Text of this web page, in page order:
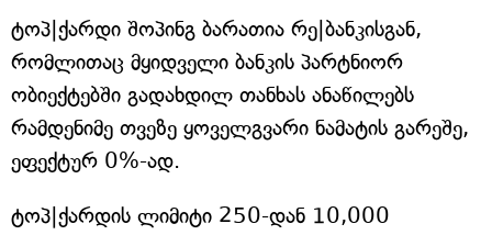
ტოპ|ქარდი შოპინგ ბარათია რე|ბანკისგან,
რომლითაც მყიდველი ბანკის პარტნიორ
ობიექტებში გადახდილ თანხას ანაწილებს
რამდენიმე თვეზე ყოველგვარი ნამატის გარეშე,
ეფექტურ 0%-ად.
ტოპ|ქარდის ლიმიტი 250-დან 10,000